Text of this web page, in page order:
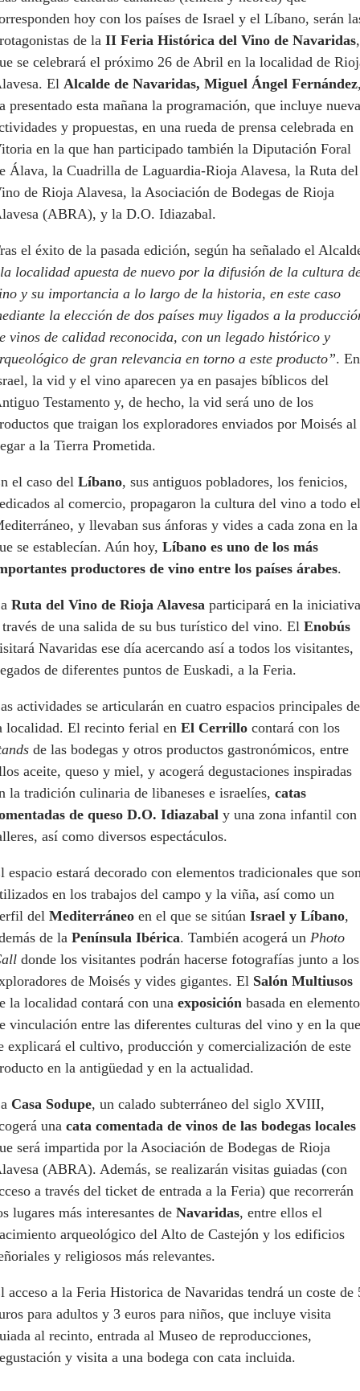
hoy con los países de Israel y el Líbano, serán
de la II Feria Histórica del Vino de Navaridas,
se celebrará el próximo 26 de Abril en la localidad de
El Alcalde de Navaridas, Miguel Ángel Fernández
presentado esta mañana la programación, que incluye
y propuestas, en una rueda de prensa celebrada en
en la que han participado también la Diputación Foral
Álava, la Cuadrilla de Laguardia-Rioja Alavesa, la Ruta del
de Rioja Alavesa, la Asociación de Bodegas de Rioja
(ABRA), y la D.O. Idiazabal.
el éxito de la pasada edición, según ha señalado el
localidad apuesta de nuevo por la difusión de la cultura
y su importancia a lo largo de la historia, en este caso
la elección de dos países muy ligados a la
vinos de calidad reconocida, con un legado histórico y
de gran relevancia en torno a este producto”. En
la vid y el vino aparecen ya en pasajes bíblicos del
Testamento y, de hecho, la vid será uno de los
que traigan los exploradores enviados por Moisés al
a la Tierra Prometida.
el caso del Líbano, sus antiguos pobladores, los fenicios,
al comercio, propagaron la cultura del vino a todo el
y llevaban sus ánforas y vides a cada zona en la
se establecían. Aún hoy, Líbano es uno de los más
productores de vino entre los países árabes.
Ruta del Vino de Rioja Alavesa participará en la iniciativa
través de una salida de su bus turístico del vino. El Enobús
Navaridas ese día acercando así a todos los visitantes,
de diferentes puntos de Euskadi, a la Feria.
actividades se articularán en cuatro espacios principales de
localidad. El recinto ferial en El Cerrillo contará con los
de las bodegas y otros productos gastronómicos, entre
aceite, queso y miel, y acogerá degustaciones inspiradas
la tradición culinaria de libaneses e israelíes, catas
de queso D.O. Idiazabal y una zona infantil con
así como diversos espectáculos.
espacio estará decorado con elementos tradicionales que
en los trabajos del campo y la viña, así como un
del Mediterráneo en el que se sitúan Israel y Líbano,
de la Península Ibérica. También acogerá un Photo
donde los visitantes podrán hacerse fotografías junto a los
de Moisés y vides gigantes. El Salón Multiusos
la localidad contará con una exposición basada en
vinculación entre las diferentes culturas del vino y en la que
explicará el cultivo, producción y comercialización de este
en la antigüedad y en la actualidad.
Casa Sodupe, un calado subterráneo del siglo XVIII,
una cata comentada de vinos de las bodegas locales
será impartida por la Asociación de Bodegas de Rioja
(ABRA). Además, se realizarán visitas guiadas (con
a través del ticket de entrada a la Feria) que recorrerán
lugares más interesantes de Navaridas, entre ellos el
arqueológico del Alto de Castejón y los edificios
y religiosos más relevantes.
acceso a la Feria Historica de Navaridas tendrá un coste de
para adultos y 3 euros para niños, que incluye visita
al recinto, entrada al Museo de reproducciones,
y visita a una bodega con cata incluida.